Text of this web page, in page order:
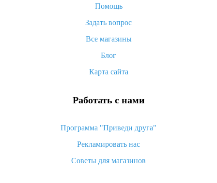
Как покупать оптом на Алиэкспресс
Что делать, если не пришел товар с Алиэкспресс
возврата денег
Помощь
Задать вопрос
Все магазины
Блог
Карта сайта
Работать с нами
Программа "Приведи друга"
Рекламировать нас
Советы для магазинов